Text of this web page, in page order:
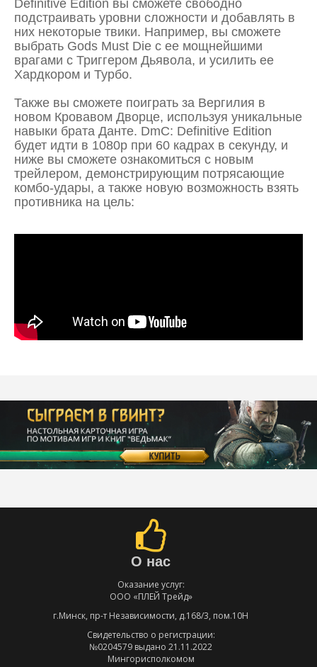
Definitive Edition вы сможете свободно
подстраивать уровни сложности и добавлять в
них некоторые твики. Например, вы сможете
выбрать Gods Must Die с ее мощнейшими
врагами с Триггером Дьявола, и усилить ее
Хардкором и Турбо.
Также вы сможете поиграть за Вергилия в
новом Кровавом Дворце, используя уникальные
навыки брата Данте. DmC: Definitive Edition
будет идти в 1080р при 60 кадрах в секунду, и
ниже вы сможете ознакомиться с новым
трейлером, демонстрирующим потрясающие
комбо-удары, а также новую возможность взять
противника на цель:
О нас
Оказание услуг:
ООО «ПЛЕЙ Трейд»
г.Минск, пр-т Независимости, д.168/3, пом.10Н
Свидетельство о регистрации:
№0204579 выдано 21.11.2022
Мингорисполкомом